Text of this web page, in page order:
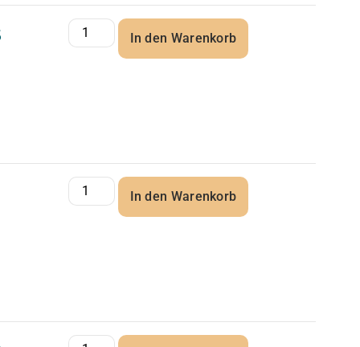
In den Warenkorb
In den Warenkorb